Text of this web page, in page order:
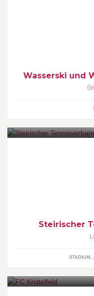
Wasserski und
Steirischer
STADIUM,